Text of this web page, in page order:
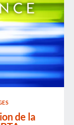
de la